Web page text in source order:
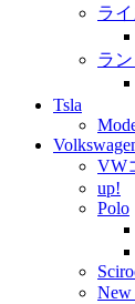
ラ
ラ
Tsla
VW
up!
Polo
New